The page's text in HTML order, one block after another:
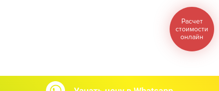
Расчет
стоимости
онлайн